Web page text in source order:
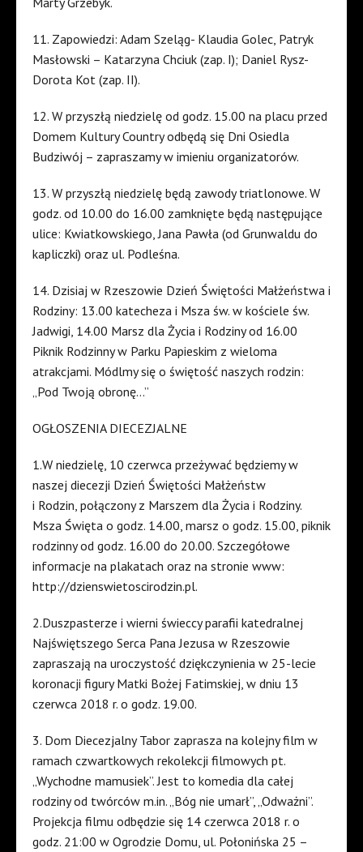
11. Zapowiedzi: Adam Szeląg- Klaudia Golec, Patryk
Masłowski – Katarzyna Chciuk (zap. I); Daniel Rysz-
Dorota Kot (zap. II).
12. W przyszłą niedzielę od godz. 15.00 na placu przed
Domem Kultury Country odbędą się Dni Osiedla
Budziwój – zapraszamy w imieniu organizatorów.
13. W przyszłą niedzielę będą zawody triatlonowe. W
godz. od 10.00 do 16.00 zamknięte będą następujące
ulice: Kwiatkowskiego, Jana Pawła (od Grunwaldu do
kapliczki) oraz ul. Podleśna.
14. Dzisiaj w Rzeszowie Dzień Świętości Małżeństwa i
Rodziny: 13.00 katecheza i Msza św. w kościele św.
Jadwigi, 14.00 Marsz dla Życia i Rodziny od 16.00
Piknik Rodzinny w Parku Papieskim z wieloma
atrakcjami. Módlmy się o świętość naszych rodzin:
„Pod Twoją obronę…”
OGŁOSZENIA DIECEZJALNE
1.W niedzielę, 10 czerwca przeżywać będziemy w
naszej diecezji Dzień Świętości Małżeństw
i Rodzin, połączony z Marszem dla Życia i Rodziny.
Msza Święta o godz. 14.00, marsz o godz. 15.00, piknik
rodzinny od godz. 16.00 do 20.00. Szczegółowe
informacje na plakatach oraz na stronie www:
http://dzienswietoscirodzin.pl.
2.Duszpasterze i wierni świeccy parafii katedralnej
Najświętszego Serca Pana Jezusa w Rzeszowie
zapraszają na uroczystość dziękczynienia w 25-lecie
koronacji figury Matki Bożej Fatimskiej, w dniu 13
czerwca 2018 r. o godz. 19.00.
3. Dom Diecezjalny Tabor zaprasza na kolejny film w
ramach czwartkowych rekolekcji filmowych pt.
„Wychodne mamusiek”. Jest to komedia dla całej
rodziny od twórców m.in. „Bóg nie umarł”, „Odważni”.
Projekcja filmu odbędzie się 14 czerwca 2018 r. o
godz. 21:00 w Ogrodzie Domu, ul. Połonińska 25 –